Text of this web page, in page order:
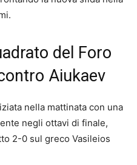
del Foro
Aiukaev
nella mattinata con una
negli ottavi di finale,
2-0 sul greco Vasileios